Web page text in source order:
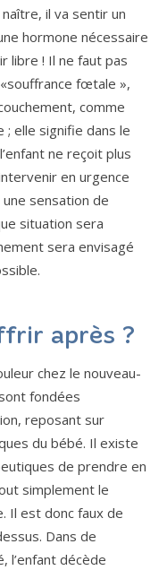
il va sentir un
hormone nécessaire
libre ! Il ne faut pas
fœtale »,
comme
; elle signifie dans le
ne reçoit plus
en urgence
sensation de
situation sera
sera envisagé
après ?
chez le nouveau-
fondées
reposant sur
du bébé. Il existe
de prendre en
simplement le
Il est donc faux de
Dans de
l’enfant décède